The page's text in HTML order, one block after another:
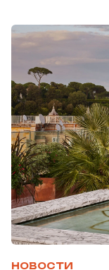
НОВОСТИ